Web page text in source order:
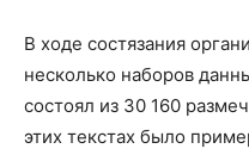
В ходе состязания
несколько наборов
состоял из 30 160
этих текстах было